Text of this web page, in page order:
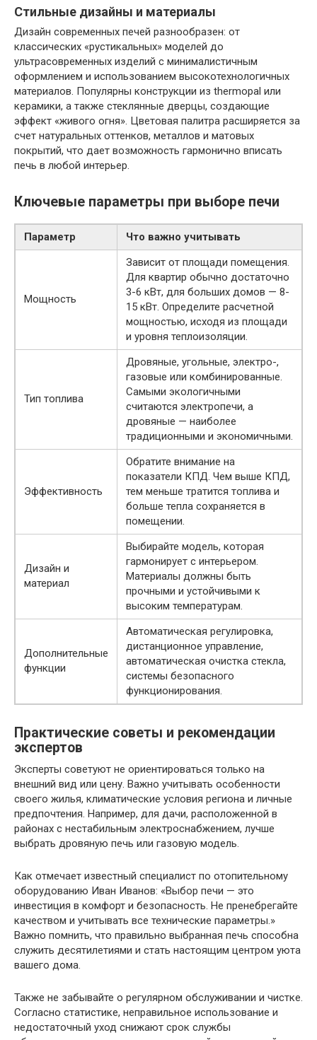
Стильные дизайны и материалы
Дизайн современных печей разнообразен: от
классических «рустикальных» моделей до
ультрасовременных изделий с минималистичным
оформлением и использованием высокотехнологичных
материалов. Популярны конструкции из thermopal или
керамики, а также стеклянные дверцы, создающие
эффект «живого огня». Цветовая палитра расширяется за
счет натуральных оттенков, металлов и матовых
покрытий, что дает возможность гармонично вписать
печь в любой интерьер.
Ключевые параметры при выборе печи
Параметр Что важно учитывать
Мощность
Зависит от площади помещения.
Для квартир обычно достаточно
3-6 кВт, для больших домов — 8-
15 кВт. Определите расчетной
мощностью, исходя из площади
и уровня теплоизоляции.
Тип топлива
Дровяные, угольные, электро-,
газовые или комбинированные.
Самыми экологичными
считаются электропечи, а
дровяные — наиболее
традиционными и экономичными.
Эффективность
Обратите внимание на
показатели КПД. Чем выше КПД,
тем меньше тратится топлива и
больше тепла сохраняется в
помещении.
Дизайн и
материал
Выбирайте модель, которая
гармонирует с интерьером.
Материалы должны быть
прочными и устойчивыми к
высоким температурам.
Дополнительные
функции
Автоматическая регулировка,
дистанционное управление,
автоматическая очистка стекла,
системы безопасного
функционирования.
Практические советы и рекомендации
экспертов
Эксперты советуют не ориентироваться только на
внешний вид или цену. Важно учитывать особенности
своего жилья, климатические условия региона и личные
предпочтения. Например, для дачи, расположенной в
районах с нестабильным электроснабжением, лучше
выбрать дровяную печь или газовую модель.
Как отмечает известный специалист по отопительному
оборудованию Иван Иванов: «Выбор печи — это
инвестиция в комфорт и безопасность. Не пренебрегайте
качеством и учитывать все технические параметры.»
Важно помнить, что правильно выбранная печь способна
служить десятилетиями и стать настоящим центром уюта
вашего дома.
Также не забывайте о регулярном обслуживании и чистке.
Согласно статистике, неправильное использование и
недостаточный уход снижают срок службы